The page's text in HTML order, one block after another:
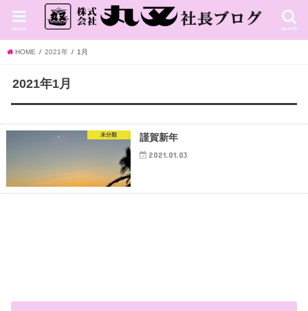
search
menu
HOME 2021年 1月
2021年1月
未分類 謹賀新年
2021.01.03